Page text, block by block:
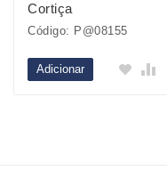
Cortiça
Código: P@08155
Adicionar